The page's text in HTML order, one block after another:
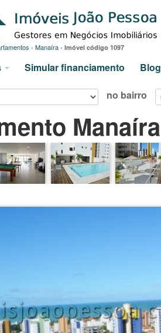
› Manaíra › Imóvel código 1097
Simular financiamento Blog
no bairro
Manaíra